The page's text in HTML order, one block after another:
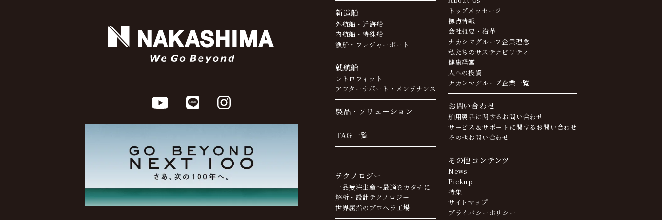
新造船
外航船・近海船
内航船・特殊船
漁船・プレジャーボート
就航船
レトロフィット
アフターサポート・ メンテナンス
製品・ソリューション
TAG一覧
テクノロジー
一品受注生産～最適をカタチに
解析・設計テクノロジー
世界屈指のプロペラ工場
トップメッセージ
拠点情報
会社概要・沿革
ナカシマグループ企業理念
私たちのサステナビリティ
健康経営
人への投資
ナカシマグループ企業一覧
お問い合わせ
舶用製品に関するお問い合わせ
サービス＆サポートに関するお問い合わせ
その他お問い合わせ
その他コンテンツ
News
Pickup
特集
サイトマップ
プライバシーポリシー